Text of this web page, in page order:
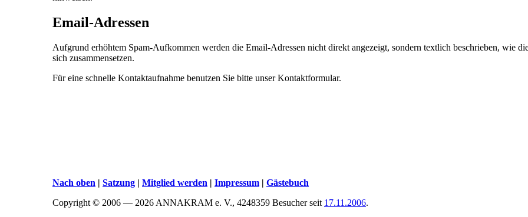
Email-Adressen
Aufgrund erhöhtem Spam-Aufkommen werden die Email-Adressen nicht direkt angezeigt, sondern textlich beschrieben, wie
sich zusammensetzen.
Für eine schnelle Kontaktaufnahme benutzen Sie bitte unser Kontaktformular.
Nach oben | Satzung | Mitglied werden | Impressum | Gästebuch
Copyright © 2006 — 2026 ANNAKRAM e. V., 4248359 Besucher seit 17.11.2006.